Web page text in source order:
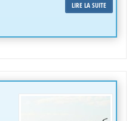
LIRE LA SUITE